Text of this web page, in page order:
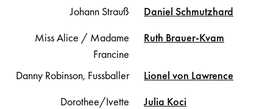
Johann Strauß
Daniel Schmutzhard
Miss Alice / Madame
Francine
Ruth Brauer-Kvam
Danny Robinson, Fussballer Lionel von Lawrence
Dorothee/Ivette
Julia Koci